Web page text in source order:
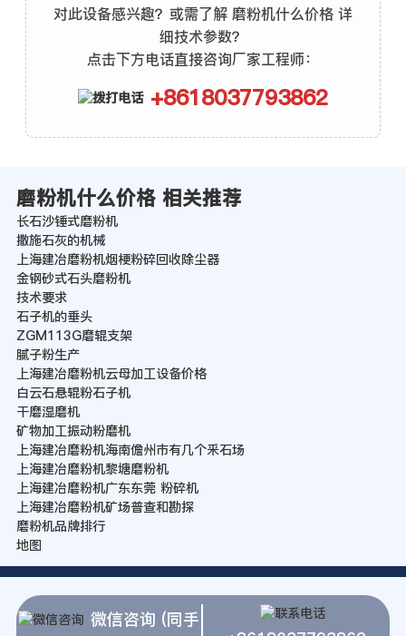
对此设备感兴趣？或需了解 磨粉机什么价格 详
细技术参数？
点击下方电话直接咨询厂家工程师：
+8618037793862
磨粉机什么价格 相关推荐
长石沙锤式磨粉机
撒施石灰的机械
上海建冶磨粉机烟梗粉碎回收除尘器
金钢砂式石头磨粉机
技术要求
石子机的垂头
ZGM113G磨辊支架
腻子粉生产
上海建冶磨粉机云母加工设备价格
白云石悬辊粉石子机
干磨湿磨机
矿物加工振动粉磨机
上海建冶磨粉机海南儋州巿有几个釆石场
上海建冶磨粉机黎塘磨粉机
上海建冶磨粉机广东东莞 粉碎机
上海建冶磨粉机矿场普查和勘探
磨粉机品牌排行
地图
微信咨询 (同手